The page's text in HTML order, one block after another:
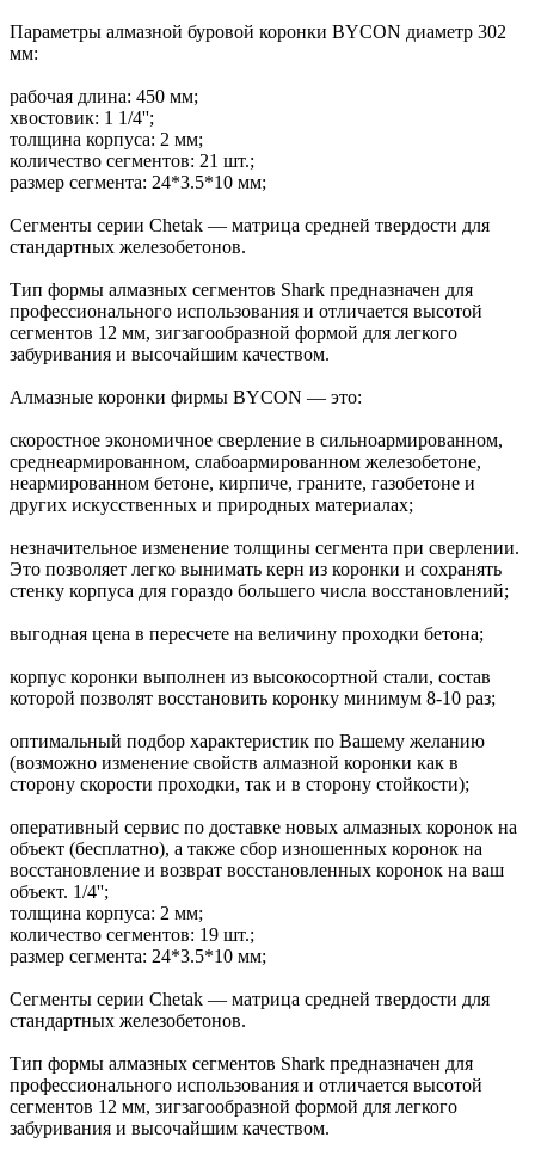
Параметры алмазной буровой коронки BYCON диаметр 302
мм:
рабочая длина: 450 мм;
хвостовик: 1 1/4'';
толщина корпуса: 2 мм;
количество сегментов: 21 шт.;
размер сегмента: 24*3.5*10 мм;
Сегменты серии Chetak — матрица средней твердости для
стандартных железобетонов.
Тип формы алмазных сегментов Shark предназначен для
профессионального использования и отличается высотой
сегментов 12 мм, зигзагообразной формой для легкого
забуривания и высочайшим качеством.
Алмазные коронки фирмы BYCON — это:
скоростное экономичное сверление в сильноармированном,
среднеармированном, слабоармированном железобетоне,
неармированном бетоне, кирпиче, граните, газобетоне и
других искусственных и природных материалах;
незначительное изменение толщины сегмента при сверлении.
Это позволяет легко вынимать керн из коронки и сохранять
стенку корпуса для гораздо большего числа восстановлений;
выгодная цена в пересчете на величину проходки бетона;
корпус коронки выполнен из высокосортной стали, состав
которой позволят восстановить коронку минимум 8-10 раз;
оптимальный подбор характеристик по Вашему желанию
(возможно изменение свойств алмазной коронки как в
сторону скорости проходки, так и в сторону стойкости);
оперативный сервис по доставке новых алмазных коронок на
объект (бесплатно), а также сбор изношенных коронок на
восстановление и возврат восстановленных коронок на ваш
объект. 1/4'';
толщина корпуса: 2 мм;
количество сегментов: 19 шт.;
размер сегмента: 24*3.5*10 мм;
Сегменты серии Chetak — матрица средней твердости для
стандартных железобетонов.
Тип формы алмазных сегментов Shark предназначен для
профессионального использования и отличается высотой
сегментов 12 мм, зигзагообразной формой для легкого
забуривания и высочайшим качеством.